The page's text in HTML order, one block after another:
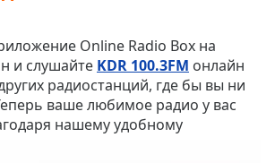
Online Radio Box на
и слушайте KDR 100.3FM онлайн
радиостанций, где бы вы ни
ваше любимое радио у вас
нашему удобному